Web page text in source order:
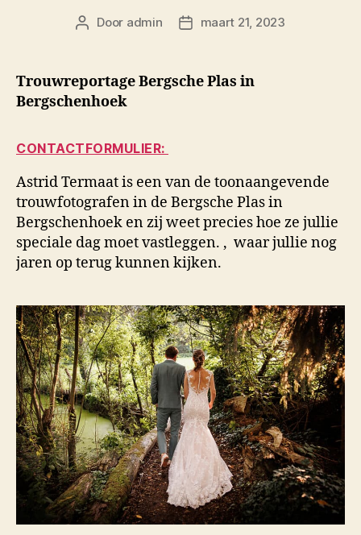
Berichtauteur
Door admin Berichtdatum
maart 21, 2023
Trouwreportage Bergsche Plas in
Bergschenhoek
CONTACTFORMULIER:
Astrid Termaat is een van de toonaangevende
trouwfotografen in de Bergsche Plas in
Bergschenhoek en zij weet precies hoe ze jullie
speciale dag moet vastleggen. , waar jullie nog
jaren op terug kunnen kijken.